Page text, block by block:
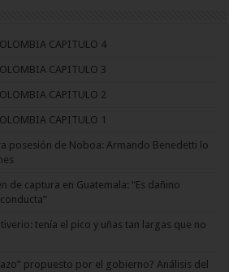
CAPITULO 4
CAPITULO 3
CAPITULO 2
CAPITULO 1
posesión de Noboa: Armando Benedetti lo
de captura en Guatemala: “Es dañino
tenía el pico y uñas tan largas que no
propuesto por el gobierno? Análisis del